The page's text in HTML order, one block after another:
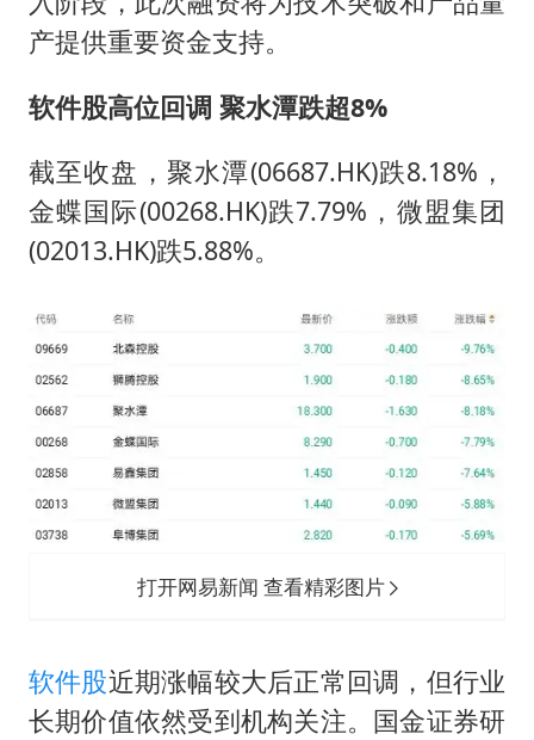
产提供重要资金支持。
软件股高位回调 聚水潭跌超8%
截至收盘，聚水潭(06687.HK)跌8.18%，
金蝶国际(00268.HK)跌7.79%，微盟集团
(02013.HK)跌5.88%。
打开网易新闻 查看精彩图片
软件股近期涨幅较大后正常回调，但行业
长期价值依然受到机构关注。国金证券研